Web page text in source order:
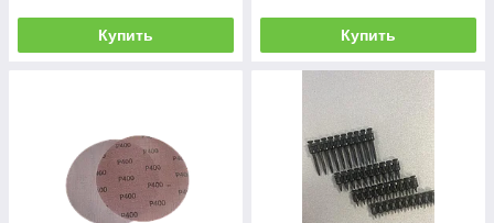
Купить Купить